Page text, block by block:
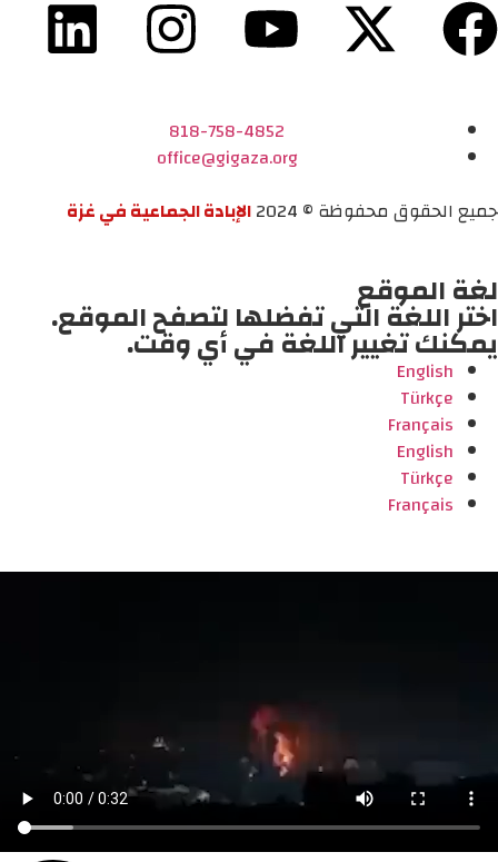
818-758-4852
office@gigaza.org
جميع الحقوق محفوظة © 2024
الإبادة الجماعية في غزة
لغة الموقع
اختر اللغة التي تفضلها لتصفح الموقع.
يمكنك تغيير اللغة في أي وقت.
English
Türkçe
Français
English
Türkçe
Français